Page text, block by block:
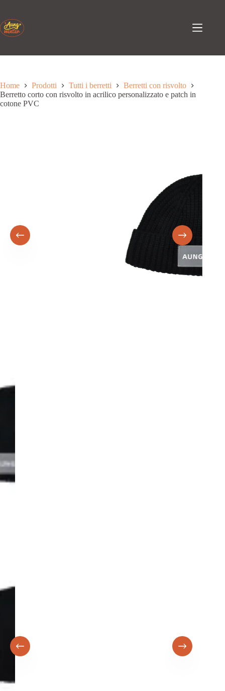
contenuto
Home Prodotti Tutti i berretti
Berretti con risvolto
Berretto corto con risvolto in acrilico personalizzato e patch in
cotone PVC